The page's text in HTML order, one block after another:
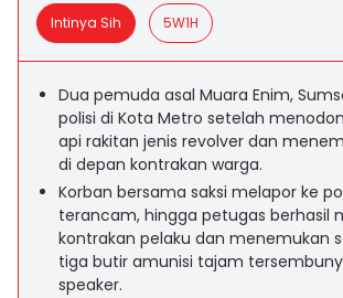
Intinya Sih 5W1H
Dua pemuda asal Muara Enim,
polisi di Kota Metro setelah
api rakitan jenis revolver dan
di depan kontrakan warga.
Korban bersama saksi melapor ke
terancam, hingga petugas berhasil
kontrakan pelaku dan menemukan
tiga butir amunisi tajam
speaker.